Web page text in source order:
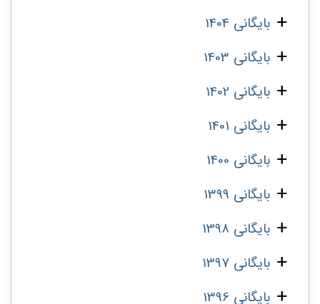
بایگانی 1404
بایگانی 1403
بایگانی 1402
بایگانی 1401
بایگانی 1400
بایگانی 1399
بایگانی 1398
بایگانی 1397
بایگانی 1396